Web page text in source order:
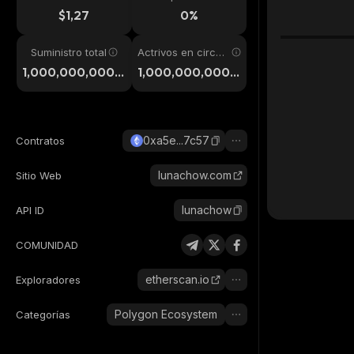
$1,27 0%
Suministro total
1,000,000,000,
000
Actrivos en circul
ación
1,000,000,000,
000
Contratos 0xa5e...7c57
Sitio Web lunachow.com
API ID lunachow
COMUNIDAD
Exploradores etherscan.io
Categorías Polygon Ecosystem